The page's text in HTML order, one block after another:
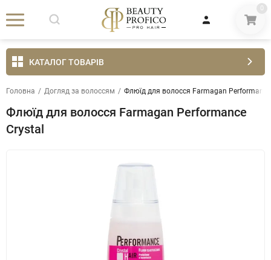
0
КАТАЛОГ ТОВАРІВ
Головна / Догляд за волоссям / Флюїд для волосся Farmagan
Флюїд для волосся Farmagan Performance
Crystal